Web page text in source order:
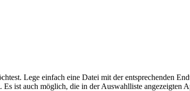
Lege einfach eine Datei mit der entsprechenden
ist auch möglich, die in der Auswahlliste angezeigten